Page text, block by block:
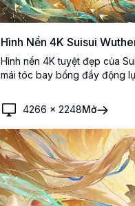
Hình Nền 4K Suisui
Hình nền 4K tuyệt đẹp của
mái tóc bay bổng đầy động
núi non sương mù và màu sắc
4266 ×2248Mở